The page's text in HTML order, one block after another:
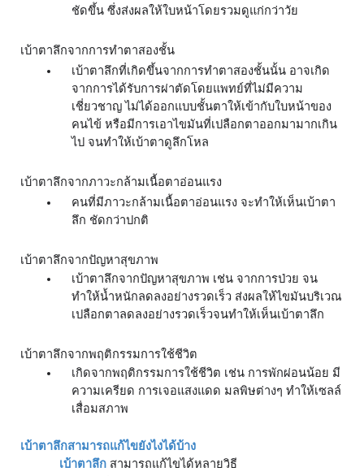
ชัดขึ้น ซึ่งส่งผลให้ใบหน้าโดยรวมดูแก่กว่าวัย
เบ้าตาลึกจากการทำตาสองชั้น
เบ้าตาลึกที่เกิดขึ้นจากการทำตาสองชั้นนั้น อาจเกิด
จากการได้รับการผ่าตัดโดยแพทย์ที่ไม่มีความ
เชี่ยวชาญ ไม่ได้ออกแบบชั้นตาให้เข้ากับใบหน้าของ
คนไข้ หรือมีการเอาไขมันที่เปลือกตาออกมามากเกิน
ไป จนทำให้เบ้าตาดูลึกโหล
เบ้าตาลึกจากภาวะกล้ามเนื้อตาอ่อนแรง
คนที่มีภาวะกล้ามเนื้อตาอ่อนแรง จะทำให้เห็นเบ้าตา
ลึก ชัดกว่าปกติ
เบ้าตาลึกจากปัญหาสุขภาพ
เบ้าตาลึกจากปัญหาสุขภาพ เช่น จากการป่วย จน
ทำให้น้ำหนักลดลงอย่างรวดเร็ว ส่งผลให้ไขมันบริเวณ
เปลือกตาลดลงอย่างรวดเร็วจนทำให้เห็นเบ้าตาลึก
เบ้าตาลึกจากพฤติกรรมการใช้ชีวิต
เกิดจากพฤติกรรมการใช้ชีวิต เช่น การพักผ่อนน้อย มี
ความเครียด การเจอแสงแดด มลพิษต่างๆ ทำให้เซลล์
เสื่อมสภาพ
เบ้าตาลึกสามารถแก้ไขยังไงได้บ้าง
เบ้าตาลึก สามารถแก้ไขได้หลายวิธี